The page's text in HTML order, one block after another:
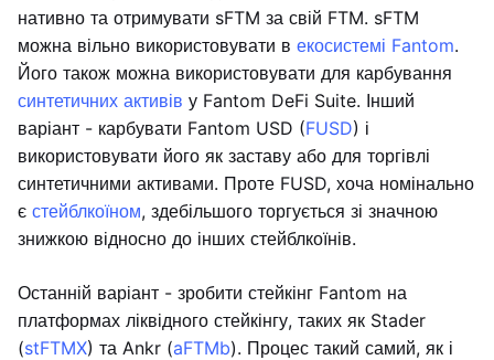
нативно та отримувати sFTM за свій FTM. sFTM
можна вільно використовувати в екосистемі Fantom.
Його також можна використовувати для карбування
синтетичних активів у Fantom DeFi Suite. Інший
варіант - карбувати Fantom USD (FUSD) і
використовувати його як заставу або для торгівлі
синтетичними активами. Проте FUSD, хоча номінально
є стейблкоїном, здебільшого торгується зі значною
знижкою відносно до інших стейблкоїнів.
Останній варіант - зробити стейкінг Fantom на
платформах ліквідного стейкінгу, таких як Stader
(stFTMX) та Ankr (aFTMb). Процес такий самий, як і